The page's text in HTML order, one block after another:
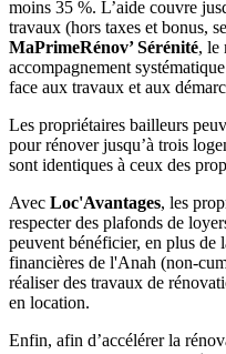
moins 35 %. L’aide couvre
travaux (hors taxes et bonus,
MaPrimeRénov’ Sérénité, le
accompagnement
face aux travaux et aux
Les propriétaires bailleurs
pour rénover jusqu’à trois
sont identiques à ceux des
Avec Loc'Avantages, les
respecter des plafonds de
peuvent bénéficier, en plus de
financières de l'Anah (non-
réaliser des travaux de
en location.
Enfin, afin d’accélérer la